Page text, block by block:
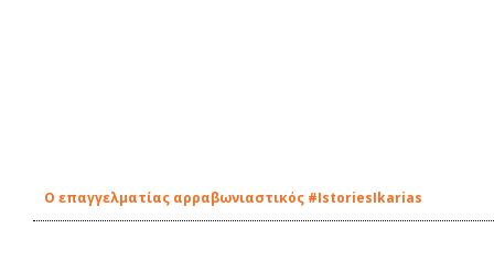
Ο επαγγελματίας αρραβωνιαστικός #IstoriesIkarias